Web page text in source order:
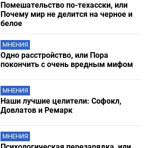
Помешательство по-техасски, или
Почему мир не делится на черное и
белое
МНЕНИЯ
Одно расстройство, или Пора
покончить с очень вредным мифом
МНЕНИЯ
Наши лучшие целители: Софокл,
Довлатов и Ремарк
МНЕНИЯ